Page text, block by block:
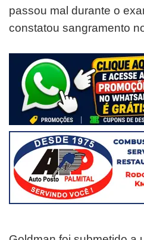
passou mal durante o
constatou sangramento